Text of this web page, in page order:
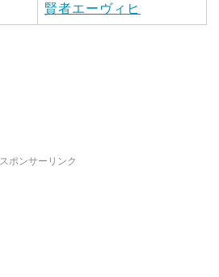
賢者エーヴィヒ
スポンサーリンク